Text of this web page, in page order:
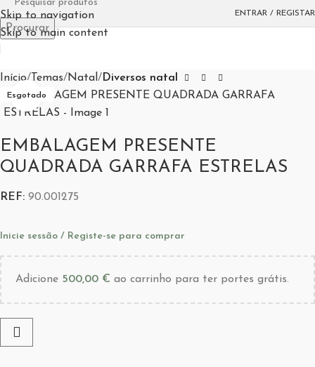
Skip to navigation
Skip to main content
Procurar
ENTRAR / REGISTAR
Início Temas Natal Diversos natal
EsgotadoAumentar Imagem
EMBALAGEM PRESENTE
QUADRADA GARRAFA ESTRELAS
REF: 90.001275
Inicie sessão / Registe-se para comprar
Adicione 500,00 € ao carrinho para ter portes grátis.